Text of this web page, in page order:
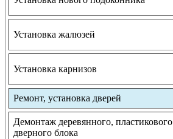
Установка жалюзей
Установка карнизов
Ремонт, установка дверей
Демонтаж деревянного, пластикового
дверного блока